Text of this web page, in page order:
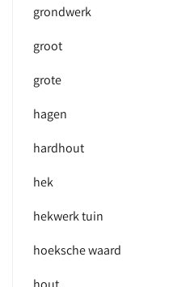
grondwerk
groot
grote
hagen
hardhout
hek
hekwerk tuin
hoeksche waard